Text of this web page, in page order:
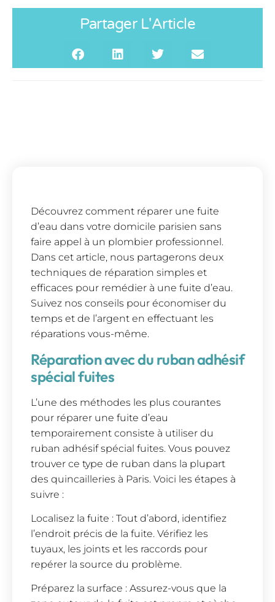
Partager L'Article
Découvrez comment réparer une fuite
d’eau dans votre domicile parisien sans
faire appel à un plombier professionnel.
Dans cet article, nous partagerons deux
techniques de réparation simples et
efficaces pour remédier à une fuite d’eau.
Suivez nos conseils pour économiser du
temps et de l’argent en effectuant les
réparations vous-même.
Réparation avec du ruban adhésif
spécial fuites
L’une des méthodes les plus courantes
pour réparer une fuite d’eau
temporairement consiste à utiliser du
ruban adhésif spécial fuites. Vous pouvez
trouver ce type de ruban dans la plupart
des quincailleries à Paris. Voici les étapes à
suivre :
Localisez la fuite : Tout d’abord, identifiez
l’endroit précis de la fuite. Vérifiez les
tuyaux, les joints et les raccords pour
repérer la source du problème.
Préparez la surface : Assurez-vous que la